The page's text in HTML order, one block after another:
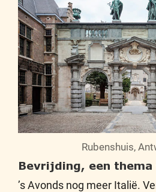
Rubenshuis,
Bevrijding, een thema
’s Avonds nog meer Italië.